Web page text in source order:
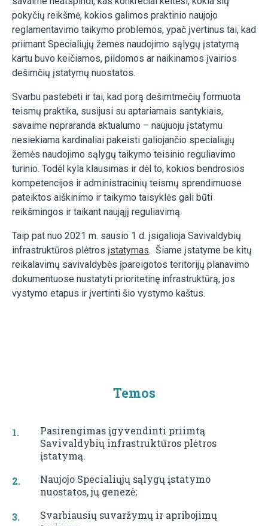
pokyčių reikšmė, kokios galimos praktinio naujojo
reglamentavimo taikymo problemos, ypač įvertinus tai, kad
priimant Specialiųjų žemės naudojimo sąlygų įstatymą
kartu buvo keičiamos, pildomos ar naikinamos įvairios
dešimčių įstatymų nuostatos.
Svarbu pastebėti ir tai, kad porą dešimtmečių formuota
teismų praktika, susijusi su aptariamais santykiais,
savaime nepraranda aktualumo – naujuoju įstatymu
nesiekiama kardinaliai pakeisti galiojančio specialiųjų
žemės naudojimo sąlygų taikymo teisinio reguliavimo
turinio. Todėl kyla klausimas ir dėl to, kokios bendrosios
kompetencijos ir administracinių teismų sprendimuose
pateiktos aiškinimo ir taikymo taisyklės gali būti
reikšmingos ir taikant naująjį reguliavimą.
Taip pat nuo 2021 m. sausio 1 d. įsigalioja Savivaldybių
infrastruktūros plėtros įstatymas. Šiame įstatyme be kitų
reikalavimų savivaldybės įpareigotos teritorijų planavimo
dokumentuose nustatyti prioritetinę infrastruktūrą, jos
vystymo etapus ir įvertinti šio vystymo kaštus.
Temos
Pasirengimas įgyvendinti priimtą
Savivaldybių infrastruktūros plėtros
įstatymą.
Naujojo Specialiųjų sąlygų įstatymo
nuostatos, jų genezė;
Svarbiausių suvaržymų ir apribojimų